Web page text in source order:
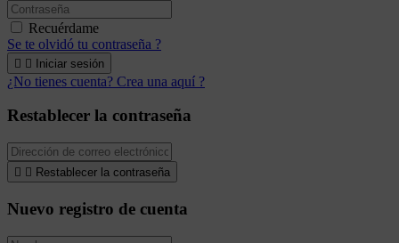
Recuérdame
Se te olvidó tu contraseña ?
  Iniciar sesión
¿No tienes cuenta? Crea una aquí ?
Restablecer la contraseña
  Restablecer la contraseña
Nuevo registro de cuenta